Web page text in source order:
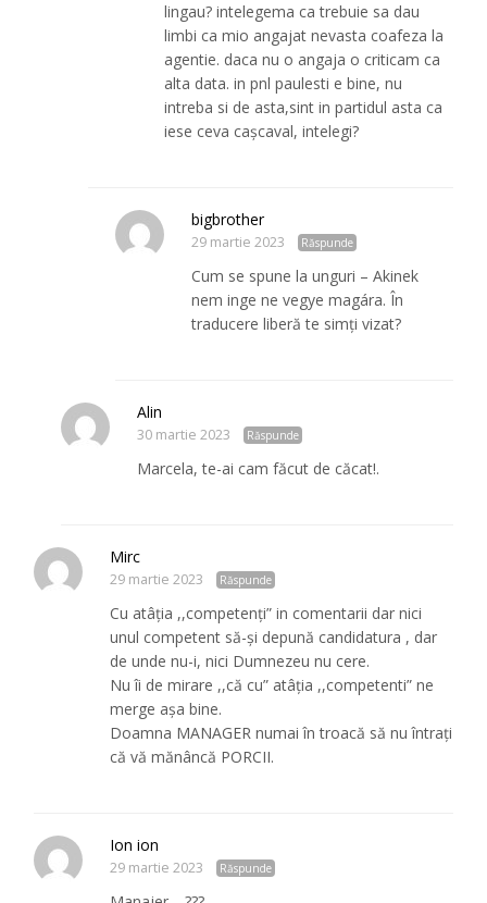
lingau? intelegema ca trebuie sa dau
limbi ca mio angajat nevasta coafeza la
agentie. daca nu o angaja o criticam ca
alta data. in pnl paulesti e bine, nu
intreba si de asta,sint in partidul asta ca
iese ceva cașcaval, intelegi?
bigbrother
29 martie 2023 Răspunde
Cum se spune la unguri – Akinek
nem inge ne vegye magára. În
traducere liberă te simți vizat?
Alin
30 martie 2023 Răspunde
Marcela, te-ai cam făcut de căcat!.
Mirc
29 martie 2023 Răspunde
Cu atâția ,,competenți” in comentarii dar nici
unul competent să-și depună candidatura , dar
de unde nu-i, nici Dumnezeu nu cere.
Nu îi de mirare ,,că cu” atâția ,,competenti” ne
merge așa bine.
Doamna MANAGER numai în troacă să nu întrați
că vă mănâncă PORCII.
Ion ion
29 martie 2023 Răspunde